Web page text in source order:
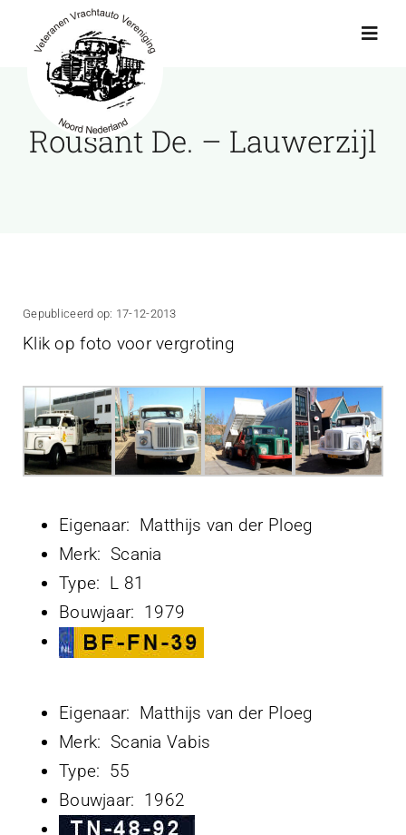
inhoud
Actueel
Interviews
Projecten
Contact
Rousant De. – Lauwerzijl
Gepubliceerd op: 17-12-2013
Klik op foto voor vergroting
Eigenaar: Matthijs van der Ploeg
Merk: Scania
Type: L 81
Bouwjaar: 1979
Eigenaar: Matthijs van der Ploeg
Merk: Scania Vabis
Type: 55
Bouwjaar: 1962